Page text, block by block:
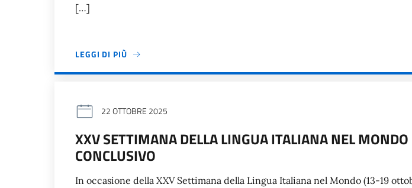
[…]
LEGGI DI PIÙ
22 OTTOBRE 2025
XXV SETTIMANA DELLA LINGUA ITALIANA NEL
CONCLUSIVO
In occasione della XXV Settimana della Lingua Italiana nel Mondo (13-19